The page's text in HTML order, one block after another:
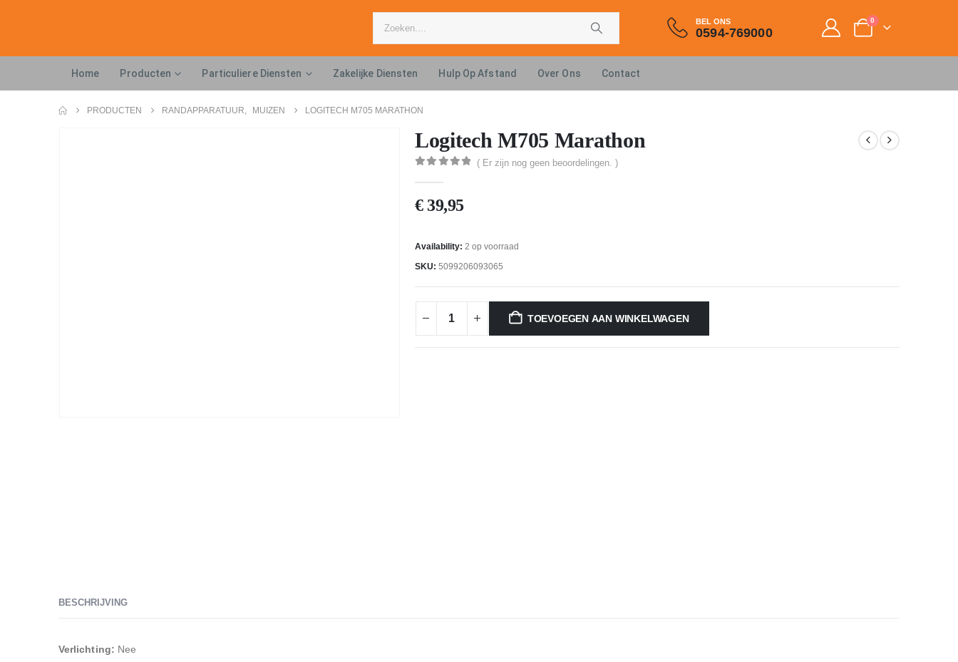
BEL ONS
0594-769000
0
Home Producten Particuliere Diensten Zakelijke Diensten Hulp Op Afstand Over Ons Contact
PRODUCTEN RANDAPPARATUUR, MUIZEN LOGITECH M705 MARATHON
Logitech M705 Marathon
( Er zijn nog geen beoordelingen. )
€39,95
Availability: 2 op voorraad
SKU: 5099206093065
TOEVOEGEN AAN WINKELWAGEN
BESCHRIJVING
Verlichting: Nee